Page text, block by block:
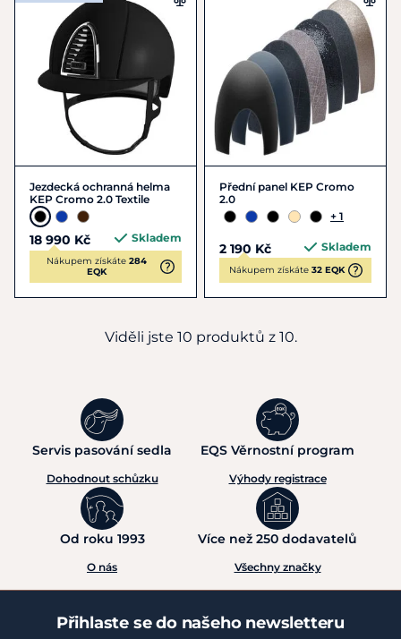
Jezdecká ochranná helma
KEP Cromo 2.0 Textile
18 990 Kč Skladem
Nákupem získáte 284
EQK
Přední panel KEP Cromo
2.0
+ 1
2 190 Kč Skladem
Nákupem získáte 32 EQK
Viděli jste 10 produktů z 10.
Servis pasování sedla
Dohodnout schůzku
EQS Věrnostní program
Výhody registrace
Od roku 1993
O nás
Více než 250 dodavatelů
Všechny značky
Přihlaste se do našeho newsletteru